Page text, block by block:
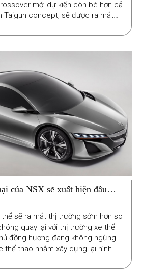
mới dự kiến còn bé hơn cả
Taigun concept, sẽ được ra mắt
của NSX sẽ xuất hiện đầu
sẽ ra mắt thị trường sớm hơn so
quay lại với thị trường xe thể
đồng hương đang không ngừng
thể thao nhằm xây dựng lại hình